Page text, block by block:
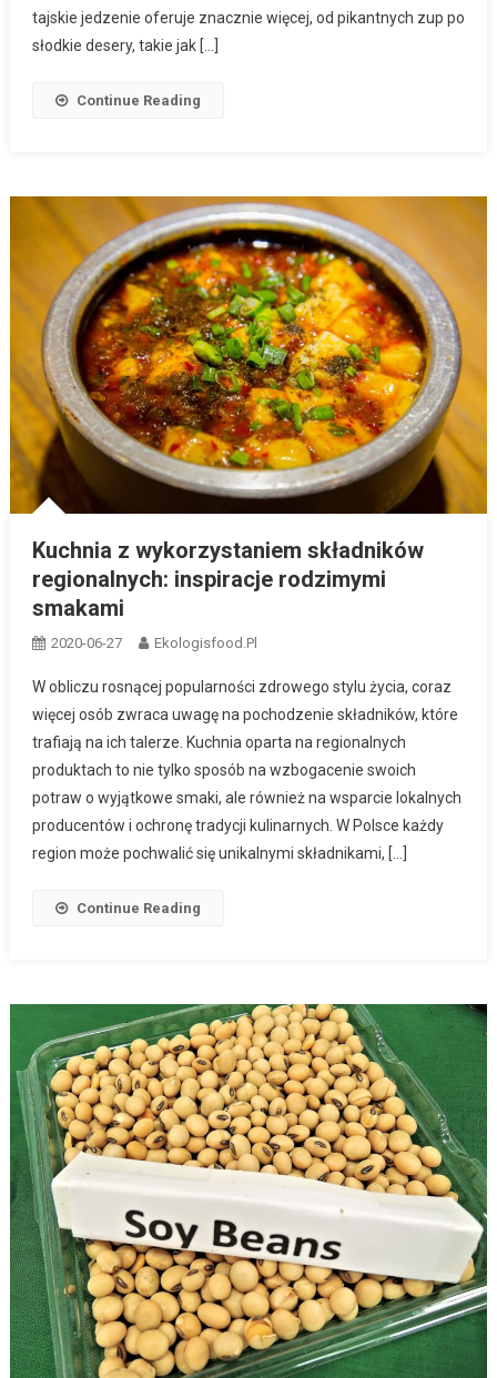
tajskie jedzenie oferuje znacznie więcej, od pikantnych zup po
słodkie desery, takie jak […]
Continue Reading
Kuchnia z wykorzystaniem składników
regionalnych: inspiracje rodzimymi
smakami
2020-06-27 Ekologisfood.pl
W obliczu rosnącej popularności zdrowego stylu życia, coraz
więcej osób zwraca uwagę na pochodzenie składników, które
trafiają na ich talerze. Kuchnia oparta na regionalnych
produktach to nie tylko sposób na wzbogacenie swoich
potraw o wyjątkowe smaki, ale również na wsparcie lokalnych
producentów i ochronę tradycji kulinarnych. W Polsce każdy
region może pochwalić się unikalnymi składnikami, […]
Continue Reading